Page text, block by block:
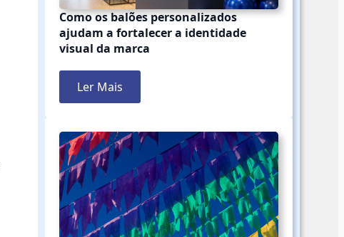
Como os balões personalizados
ajudam a fortalecer a identidade
visual da marca
Ler Mais